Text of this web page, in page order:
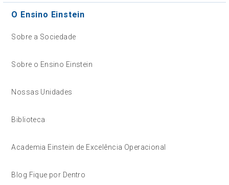
O Ensino Einstein
Sobre a Sociedade
Sobre o Ensino Einstein
Nossas Unidades
Biblioteca
Academia Einstein de Excelência Operacional
Blog Fique por Dentro